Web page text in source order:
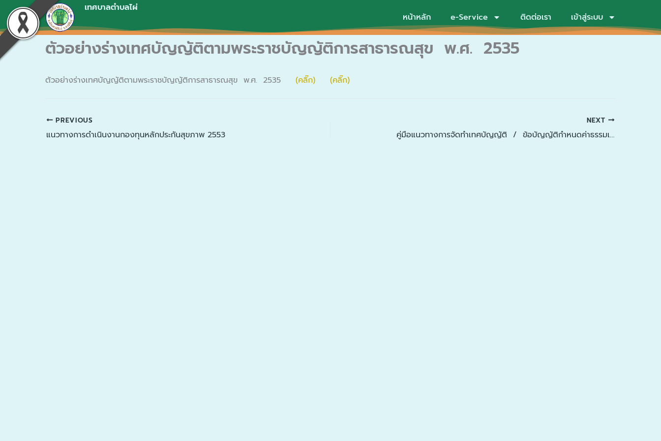
Skip
to
content
เทศบาลตำบลไผ่
หน้าหลัก
e-Service ติดต่อเรา เข้าสู่ระบบ
ตัวอย่างร่างเทศบัญญัติตามพระราชบัญญัติการสาธารณสุข พ.ศ. 2535
ตัวอย่างร่างเทศบัญญัติตามพระราชบัญญัติการสาธารณสุข พ.ศ. 2535 (คลิ๊ก) (คลิ๊ก)
PREVIOUS
แนวทางการดำเนินงานกองทุนหลักประกันสุขภาพ 2553
NEXT
คู่มือแนวทางการจัดทำเทศบัญญัติ / ข้อบัญญัติกำหนดค่าธรรมเนียมการให้บริการในการจัดการมูลฝอยที่เป็นพิษหรืออันตรายจากชุมชน ตามกฎกระทรวงกำหนดค่าธรรมเนียมการออกใบอนุญาต หนังสือรับรองการแจ้ง และการให้บริการในการจัดการสิ่งปฏิกูลหรือมูลฝอย (ฉบับที่ 2) พ.ศ. 2568 สำหรับองค์กรปกครองส่วนท้องถิ่นและหน่วยงานที่เกี่ยวข้อง